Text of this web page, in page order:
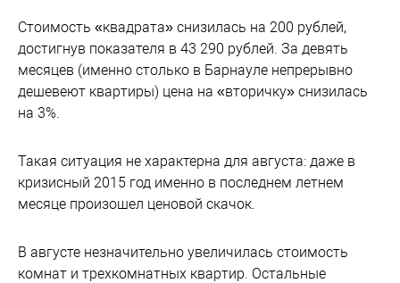
Стоимость «квадрата» снизилась на 200 рублей,
достигнув показателя в 43 290 рублей. За девять
месяцев (именно столько в Барнауле непрерывно
дешевеют квартиры) цена на «вторичку» снизилась
на 3%.
Такая ситуация не характерна для августа: даже в
кризисный 2015 год именно в последнем летнем
месяце произошел ценовой скачок.
В августе незначительно увеличилась стоимость
комнат и трехкомнатных квартир. Остальные